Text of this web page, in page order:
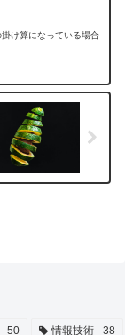
掛け算になっている場合
50 情報技術 38